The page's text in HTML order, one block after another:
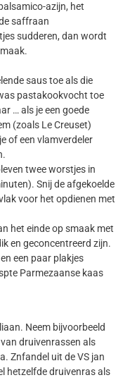
azijn, het
saffraan
sudderen, dan wordt
saus toe als die
pastakookvocht toe
… als je een goede
(zoals Le Creuset)
of een vlamverdeler
twee worstjes in
Snij de afgekoelde
voor het opdienen met
het einde op smaak met
en geconcentreerd zijn.
een paar plakjes
Parmezaanse kaas
Neem bijvoorbeeld
druivenrassen als
Znfandel uit de VS jan
hetzelfde druivenras als